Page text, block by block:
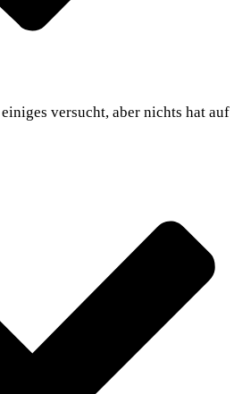
versucht, aber nichts hat auf